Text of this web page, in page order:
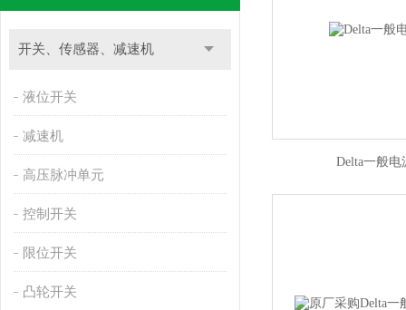
开关、传感器、减速机
液位开关
减速机
高压脉冲单元
控制开关
限位开关
凸轮开关
Delta一般电